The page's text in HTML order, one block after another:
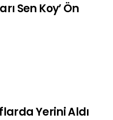
Sen Koy’ Ön
Yerini Aldı